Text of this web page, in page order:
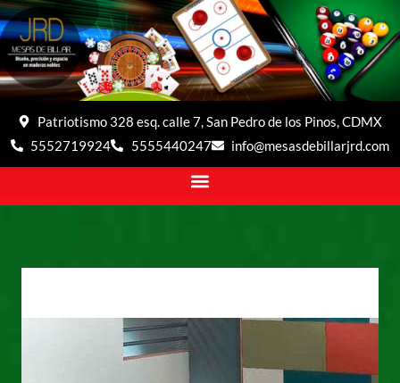
Patriotismo 328 esq. calle 7, San Pedro de los Pinos, CDMX
5552719924
5555440247 info@mesasdebillarjrd.com